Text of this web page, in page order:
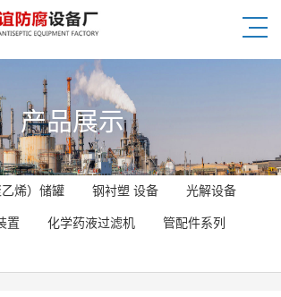
产品展示
烯）储罐 钢衬塑 设备 光解设备
置 化学药液过滤机 管配件系列